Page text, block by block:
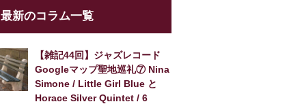
最新のコラム一覧
【雑記44回】ジャズレコード
Googleマップ聖地巡礼⑦ Nina
Simone / Little Girl Blue と
Horace Silver Quintet / 6